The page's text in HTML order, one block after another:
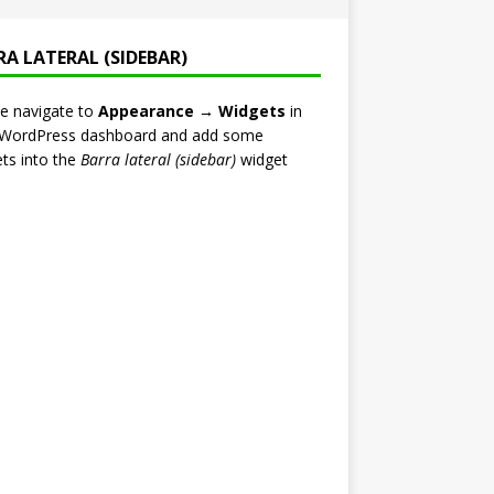
LATERAL (SIDEBAR)
navigate to Appearance → Widgets in
dashboard and add some
into the Barra lateral (sidebar)widget